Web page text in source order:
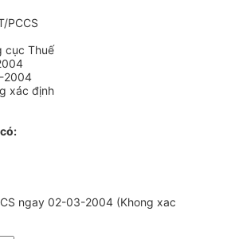
PCCS
cục Thuế
2004
xác định
ngay 02-03-2004 (Khong xac